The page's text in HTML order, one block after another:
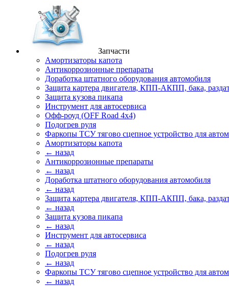
Запчасти
Амортизаторы капота
Антикоррозионные препараты
Доработка штатного оборудования автомобиля
Защита картера двигателя, КПП-АКПП, бака,
Защита кузова пикапа
Инструмент для автосервиса
Офф-роуд (OFF Road 4x4)
Подогрев руля
Фаркопы ТСУ тягово сцепное устройство для
Амортизаторы капота
← назад
Антикоррозионные препараты
← назад
Доработка штатного оборудования автомобиля
← назад
Защита картера двигателя, КПП-АКПП, бака,
← назад
Защита кузова пикапа
← назад
Инструмент для автосервиса
← назад
Подогрев руля
← назад
Фаркопы ТСУ тягово сцепное устройство для
← назад